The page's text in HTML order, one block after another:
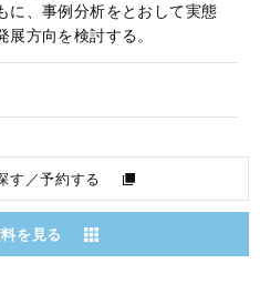
に、事例分析をとおして実態
展方向を検討する。
す／予約する
を見る